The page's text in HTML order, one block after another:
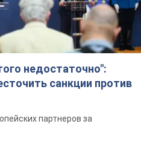
недостаточно":
санкции против
партнеров за